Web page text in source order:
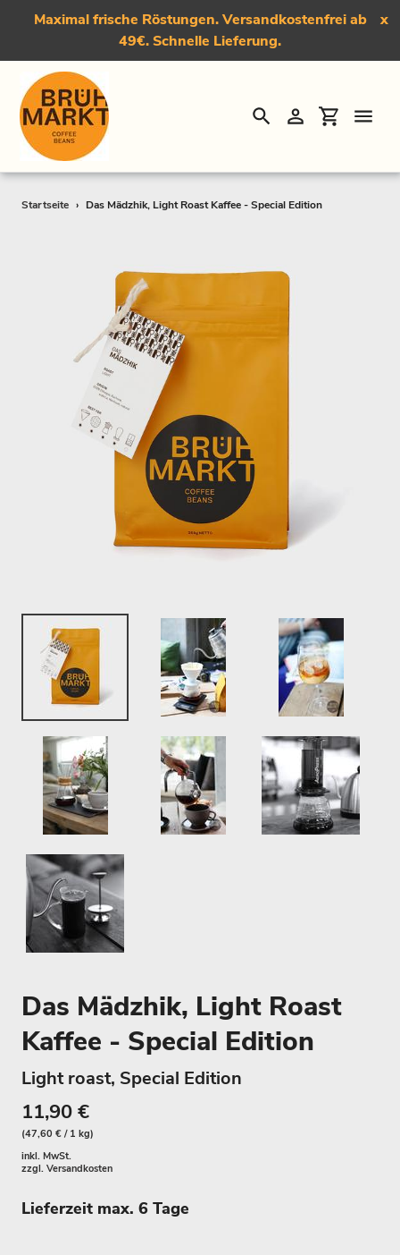
Direkt
Maximal frische Röstungen. Versandkostenfrei ab
49€. Schnelle Lieferung.
x
SuchenEinloggen
Startseite › Das Mädzhik, Light Roast Kaffee - Special Edition
Das Mädzhik, Light Roast
Kaffee - Special Edition
Light roast, Special Edition
11,90 €
(47,60 € / 1 kg)
inkl. MwSt.
zzgl. Versandkosten
Lieferzeit max. 6 Tage